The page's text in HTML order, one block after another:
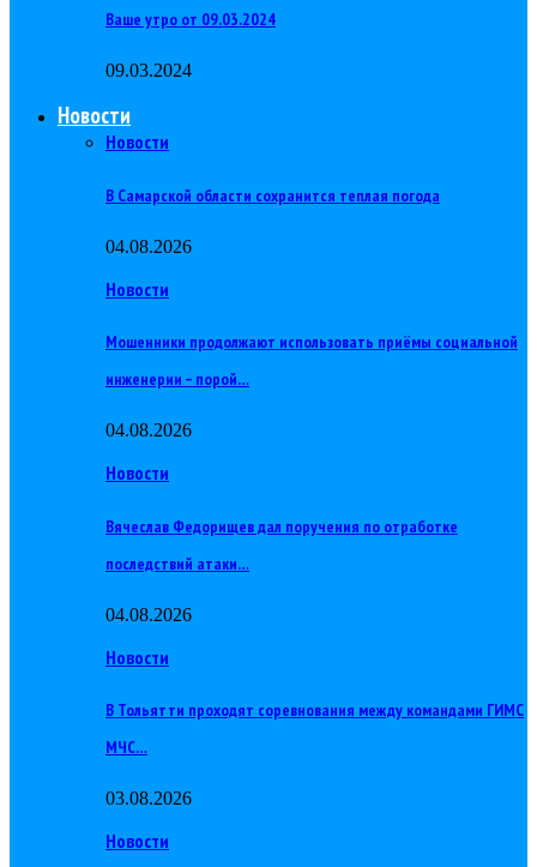
Ваше утро от 09.03.2024
09.03.2024
Новости
Новости
В Самарской области сохранится теплая погода
04.08.2026
Новости
Мошенники продолжают использовать приёмы социальной
инженерии – порой…
04.08.2026
Новости
Вячеслав Федорищев дал поручения по отработке
последствий атаки…
04.08.2026
Новости
В Тольятти проходят соревнования между командами ГИМС
МЧС…
03.08.2026
Новости